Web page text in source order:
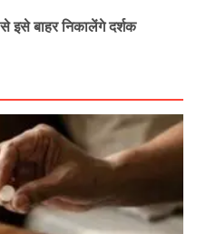
इसे बाहर निकालेंगे दर्शक